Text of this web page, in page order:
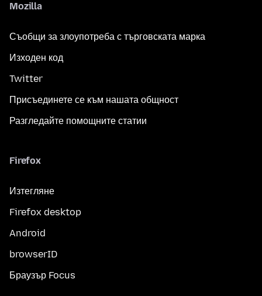
Mozilla
Съобщи за злоупотреба с търговската марка
Изходен код
Twitter
Присъединете се към нашата общност
Разгледайте помощните статии
Firefox
Изтегляне
Firefox desktop
Android
browserID
Браузър Focus